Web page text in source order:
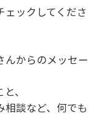
ックしてくださ
んからのメッセー
、
相談など、何でも